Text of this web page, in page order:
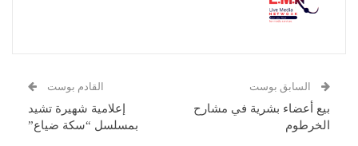
السابق بوست
بيع أعضاء بشرية في مشارح
الخرطوم
القادم بوست
إعلامية شهيرة تشيد
بمسلسل “سكة ضياع”